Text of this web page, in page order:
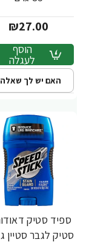
₪27.00
הוסף
לעגלה
האם יש לך
ספיד סטיק
סטיק לגבר סטיין